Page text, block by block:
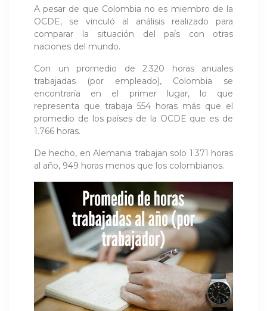
A pesar de que Colombia no es miembro de la
OCDE, se vinculó al análisis realizado para
comparar la situación del país con otras
naciones del mundo.
Con un promedio de 2.320 horas anuales
trabajadas (por empleado), Colombia se
encontraría en el primer lugar, lo que
representa que trabaja 554 horas más que el
promedio de los países de la OCDE que es de
1.766 horas.
De hecho, en Alemania trabajan solo 1.371 horas
al año, 949 horas menos que los colombianos.